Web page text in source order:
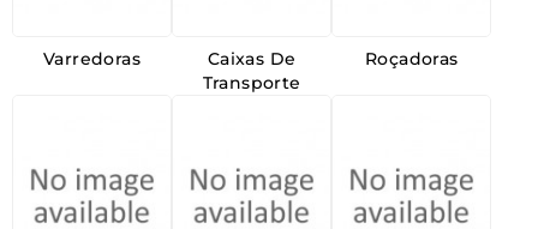
Varredoras
Caixas De
Transporte
Roçadoras